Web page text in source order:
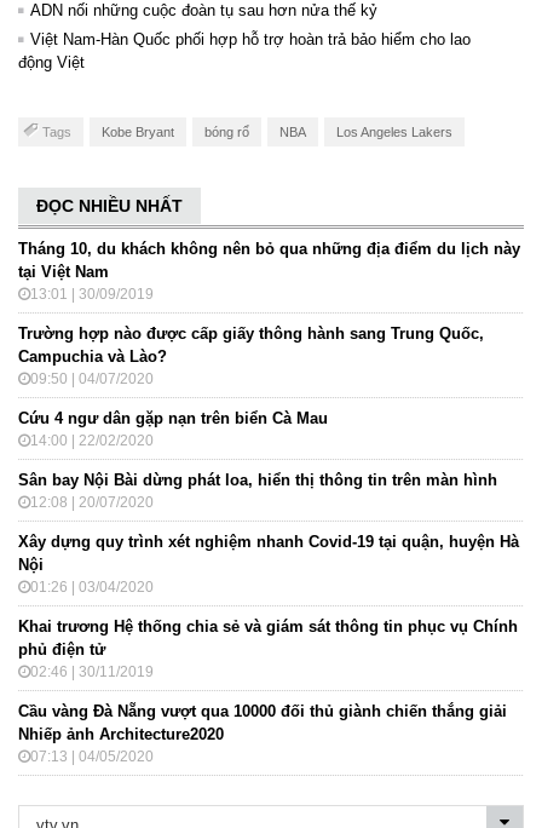
ADN nối những cuộc đoàn tụ sau hơn nửa thế kỷ
Việt Nam-Hàn Quốc phối hợp hỗ trợ hoàn trả bảo hiểm cho lao
động Việt
Tags Kobe Bryant bóng rổ NBA Los Angeles Lakers
ĐỌC NHIỀU NHẤT
Tháng 10, du khách không nên bỏ qua những địa điểm du lịch này
tại Việt Nam
13:01 | 30/09/2019
Trường hợp nào được cấp giấy thông hành sang Trung Quốc,
Campuchia và Lào?
09:50 | 04/07/2020
Cứu 4 ngư dân gặp nạn trên biển Cà Mau
14:00 | 22/02/2020
Sân bay Nội Bài dừng phát loa, hiển thị thông tin trên màn hình
12:08 | 20/07/2020
Xây dựng quy trình xét nghiệm nhanh Covid-19 tại quận, huyện Hà
Nội
01:26 | 03/04/2020
Khai trương Hệ thống chia sẻ và giám sát thông tin phục vụ Chính
phủ điện tử
02:46 | 30/11/2019
Cầu vàng Đà Nẵng vượt qua 10000 đối thủ giành chiến thắng giải
Nhiếp ảnh Architecture2020
07:13 | 04/05/2020